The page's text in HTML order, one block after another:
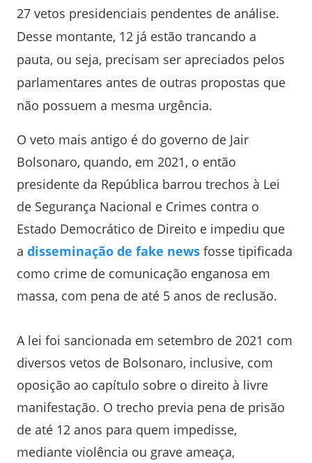
27 vetos presidenciais pendentes de análise.
Desse montante, 12 já estão trancando a
pauta, ou seja, precisam ser apreciados pelos
parlamentares antes de outras propostas que
não possuem a mesma urgência.
O veto mais antigo é do governo de Jair
Bolsonaro, quando, em 2021, o então
presidente da República barrou trechos à Lei
de Segurança Nacional e Crimes contra o
Estado Democrático de Direito e impediu que
a disseminação de fake news fosse tipificada
como crime de comunicação enganosa em
massa, com pena de até 5 anos de reclusão.
A lei foi sancionada em setembro de 2021 com
diversos vetos de Bolsonaro, inclusive, com
oposição ao capítulo sobre o direito à livre
manifestação. O trecho previa pena de prisão
de até 12 anos para quem impedisse,
mediante violência ou grave ameaça,